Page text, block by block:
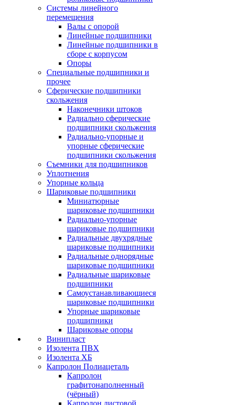
Системы линейного
перемещения
Валы с опорой
Линейные подшипники
Линейные подшипники в
сборе с корпусом
Опоры
Специальные подшипники и
прочее
Сферические подшипники
скольжения
Наконечники штоков
Радиально сферические
подшипники скольжения
Радиально-упорные и
упорные сферические
подшипники скольжения
Съемники для подшипников
Уплотнения
Упорные кольца
Шариковые подшипники
Миниатюрные
шариковые подшипники
Радиально-упорные
шариковые подшипники
Радиальные двухрядные
шариковые подшипники
Радиальные однорядные
шариковые подшипники
Радиальные шариковые
подшипники
Самоустанавливающиеся
шариковые подшипники
Упорные шариковые
подшипники
Шариковые опоры
Винипласт
Изолента ПВХ
Изолента ХБ
Капролон Полиацеталь
Капролон
графитонаполненный
(чёрный)
Капролон листовой